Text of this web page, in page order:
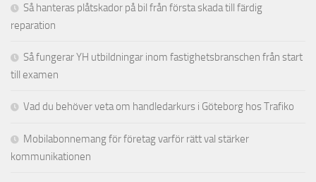
Så hanteras plåtskador på bil från första skada till färdig
reparation
Så fungerar YH utbildningar inom fastighetsbranschen från start
till examen
Vad du behöver veta om handledarkurs i Göteborg hos Trafiko
Mobilabonnemang för företag varför rätt val stärker
kommunikationen